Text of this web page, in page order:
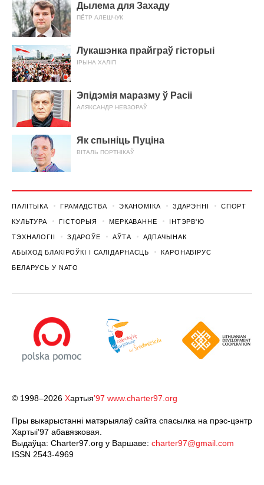
Дылема для Захаду
ПЁТР АЛЕШЧУК
Лукашэнка прайграў гісторыі
ІРЫНА ХАЛІП
Эпідэмія маразму ў Расіі
АЛЯКСАНДР НЕВЗОРАЎ
Як спыніць Пуціна
ВІТАЛЬ ПОРТНІКАЎ
ПАЛІТЫКА ГРАМАДСТВА ЭКАНОМІКА ЗДАРЭННI СПОРТ
КУЛЬТУРА ГІСТОРЫЯ МЕРКАВАННЕ ІНТЭРВ'Ю
ТЭХНАЛОГІІ ЗДАРОЎЕ АЎТА АДПАЧЫНАК
АБЫХОД БЛАКІРОЎКІ І САЛІДАРНАСЦЬ КАРОНАВІРУС
БЕЛАРУСЬ У NATO
© 1998–2026 Хартыя’97 www.charter97.org
Пры выкарыстанні матэрыялаў сайта спасылка на прэс-цэнтр
Хартыi'97 абавязковая.
Выдаўца: Charter97.org у Варшаве: charter97@gmail.com
ISSN 2543-4969